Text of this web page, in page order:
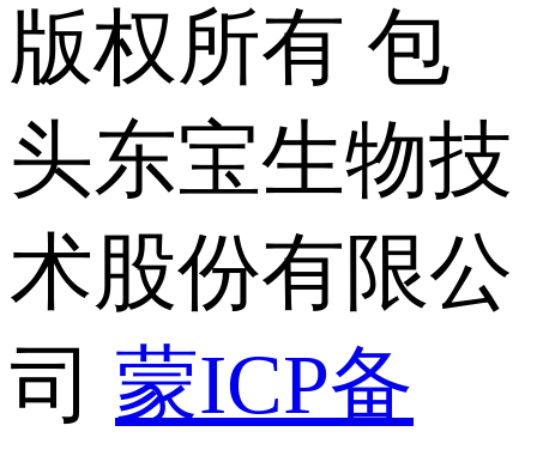
版权所有 包
头东宝生物技
术股份有限公
司 蒙ICP备